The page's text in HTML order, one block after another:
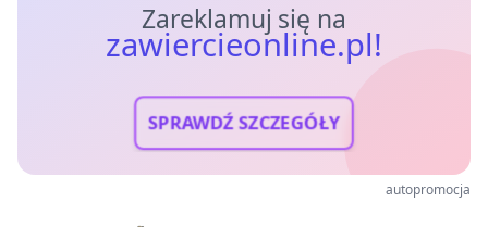
Zareklamuj się na
zawiercieonline.pl!
SPRAWDŹ SZCZEGÓŁY
autopromocja